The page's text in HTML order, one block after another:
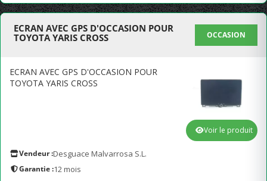
ECRAN AVEC GPS D'OCCASION POUR
TOYOTA YARIS CROSS
OCCASION
ECRAN AVEC GPS D'OCCASION POUR
TOYOTA YARIS CROSS
Vendeur :Desguace Malvarrosa S.L.
Garantie :12 mois
Voir le produit